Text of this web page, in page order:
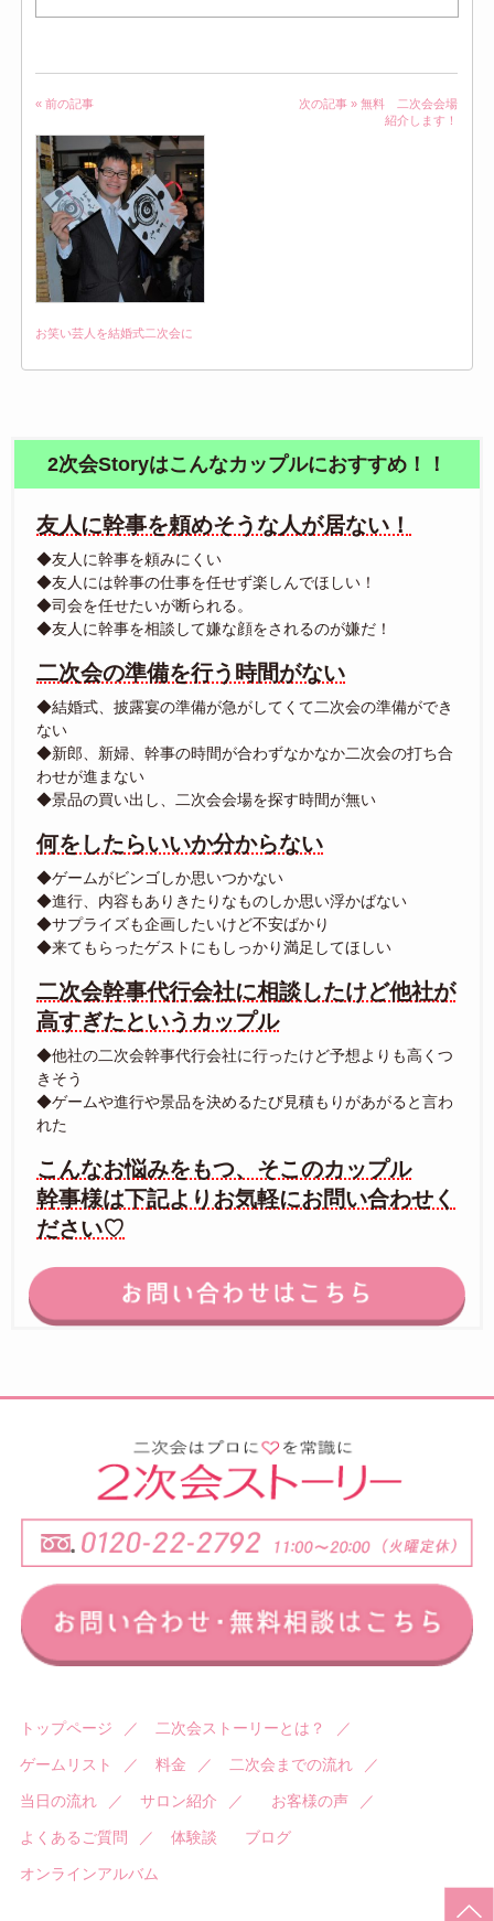
« 前の記事
お笑い芸人を結婚式二次会に
次の記事 »無料 二次会会場
紹介します！
2次会Storyはこんなカップルにおすすめ！！
友人に幹事を頼めそうな人が居ない！
◆友人に幹事を頼みにくい
◆友人には幹事の仕事を任せず楽しんでほしい！
◆司会を任せたいが断られる。
◆友人に幹事を相談して嫌な顔をされるのが嫌だ！
二次会の準備を行う時間がない
◆結婚式、披露宴の準備が急がしてくて二次会の準備ができ
ない
◆新郎、新婦、幹事の時間が合わずなかなか二次会の打ち合
わせが進まない
◆景品の買い出し、二次会会場を探す時間が無い
何をしたらいいか分からない
◆ゲームがビンゴしか思いつかない
◆進行、内容もありきたりなものしか思い浮かばない
◆サプライズも企画したいけど不安ばかり
◆来てもらったゲストにもしっかり満足してほしい
二次会幹事代行会社に相談したけど他社が
高すぎたというカップル
◆他社の二次会幹事代行会社に行ったけど予想よりも高くつ
きそう
◆ゲームや進行や景品を決めるたび見積もりがあがると言わ
れた
こんなお悩みをもつ、そこのカップル
幹事様は下記よりお気軽にお問い合わせく
ださい♡
トップページ ／ 二次会ストーリーとは？ ／
ゲームリスト ／ 料金 ／ 二次会までの流れ ／
当日の流れ ／ サロン紹介 ／ お客様の声 ／
よくあるご質問 ／ 体験談 ブログ
オンラインアルバム